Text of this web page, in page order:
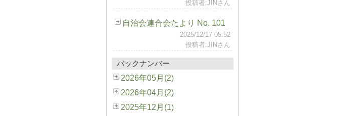
投稿者:JINさん
自治会連合会たより No. 101
2025/12/17 05:52
投稿者:JINさん
バックナンバー
2026年05月(2)
2026年04月(2)
2025年12月(1)